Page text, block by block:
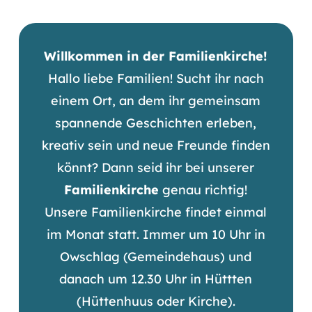
Willkommen in der Familienkirche!
Hallo liebe Familien! Sucht ihr nach
einem Ort, an dem ihr gemeinsam
spannende Geschichten erleben,
kreativ sein und neue Freunde finden
könnt? Dann seid ihr bei unserer
Familienkirche genau richtig!
Unsere Familienkirche findet einmal
im Monat statt. Immer um 10 Uhr in
Owschlag (Gemeindehaus) und
danach um 12.30 Uhr in Hüttten
(Hüttenhuus oder Kirche).